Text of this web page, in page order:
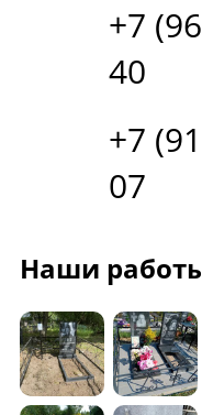
+7
40
+7
07
Наши